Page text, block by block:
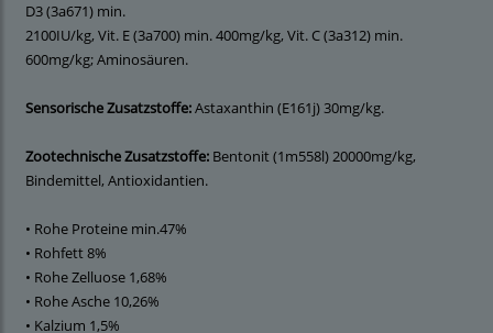
D3 (3a671) min.
2100IU/kg, Vit. E (3a700) min. 400mg/kg, Vit. C (3a312) min.
600mg/kg; Aminosäuren.
Sensorische Zusatzstoffe:Astaxanthin (E161j) 30mg/kg.
Zootechnische Zusatzstoffe: Bentonit (1m558l) 20000mg/kg,
Bindemittel, Antioxidantien.
• Rohe Proteine min.47%
• Rohfett 8%
• Rohe Zelluose 1,68%
• Rohe Asche 10,26%
• Kalzium 1,5%